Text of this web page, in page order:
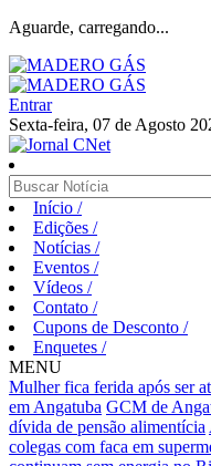
Aguarde, carregando...
Entrar
Sexta-feira, 07 de Agosto
Início /
Edições /
Notícias /
Eventos /
Vídeos /
Contato /
Cupons de Desconto /
Enquetes /
MENU
Mulher fica ferida após ser
em Angatuba GCM de
dívida de pensão alimentícia
colegas com faca em